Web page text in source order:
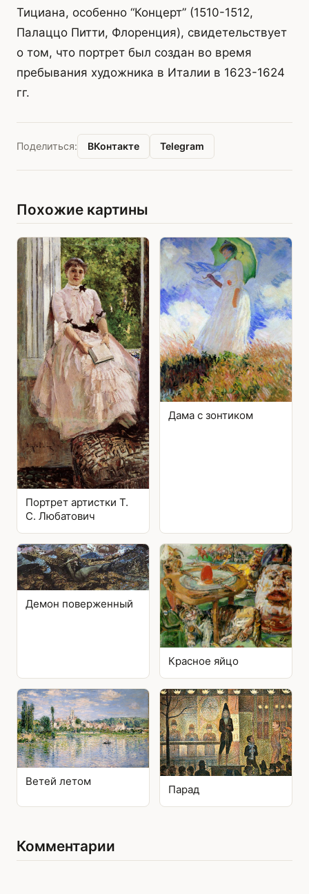
Тициана, особенно “Концерт” (1510-1512,
Палаццо Питти, Флоренция), свидетельствует
о том, что портрет был создан во время
пребывания художника в Италии в 1623-1624
гг.
Поделиться: ВКонтакте Telegram
Похожие картины
Портрет артистки Т.
С. Любатович
Дама с зонтиком
Демон поверженный
Красное яйцо
Ветей летом
Парад
Комментарии